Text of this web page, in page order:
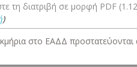
τη διατριβή σε μορφή PDF
)
στο ΕΑΔΔ προστατεύονται